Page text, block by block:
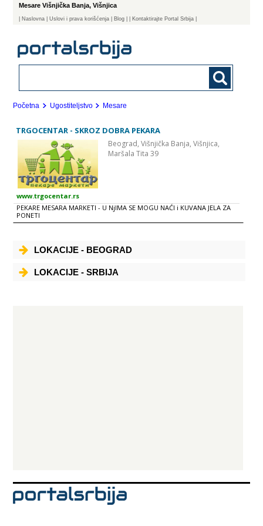
Mesare Višnjička Banja, Višnjica
Naslovna | Uslovi i prava korišćenja Blog | Kontaktirajte Portal Srbija |
Početna Ugostiteljstvo Mesare
TRGOCENTAR - SKROZ DOBRA PEKARA
Beograd,Višnjička Banja, Višnjica,
Maršala Tita 39
www.trgocentar.rs
PEKARE MESARA MARKETI - U NjIMA SE MOGU NAĆI i KUVANA JELA ZA
PONETI
LOKACIJE - BEOGRAD
LOKACIJE - SRBIJA